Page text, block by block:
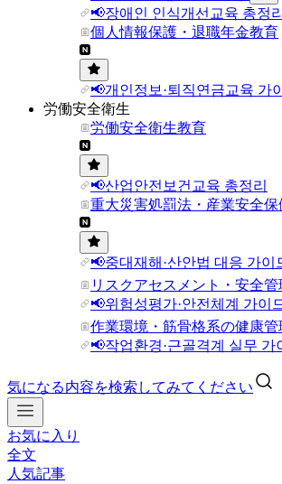
📢장애인 인식개선교육 총정리
個人情報保護・退職年金教育
📢개인정보·퇴직연금교육 가
労働安全衛生
労働安全衛生教育
📢산업안전보건교육 총정리
重大災害処罰法・産業安全保
📢중대재해·산안법 대응 가이
リスクアセスメント・安全管
📢위험성평가·안전체계 가이
作業環境・筋骨格系の健康管
📢작업환경·근골격계 실무 가
気になる内容を検索してみてください
お気に入り
全文
人気記事